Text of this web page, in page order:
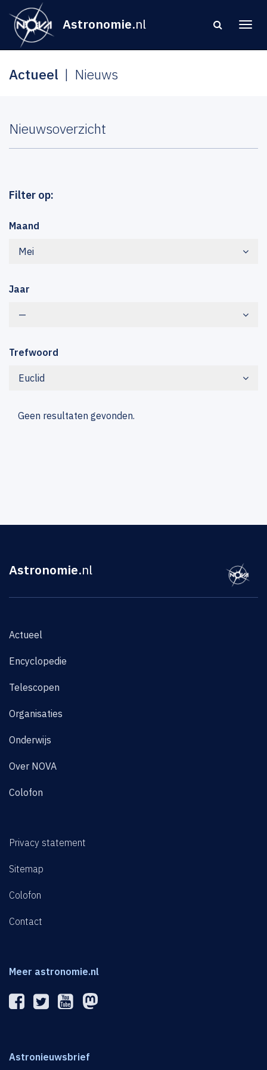
Astronomie.nl
Actueel Nieuws
Nieuwsoverzicht
Filter op:
Maand
Mei
Jaar
—
Trefwoord
Euclid
Geen resultaten gevonden.
Astronomie.nl
Actueel
Encyclopedie
Telescopen
Organisaties
Onderwijs
Over NOVA
Colofon
Privacy statement
Sitemap
Colofon
Contact
Meer astronomie.nl
Astronieuwsbrief